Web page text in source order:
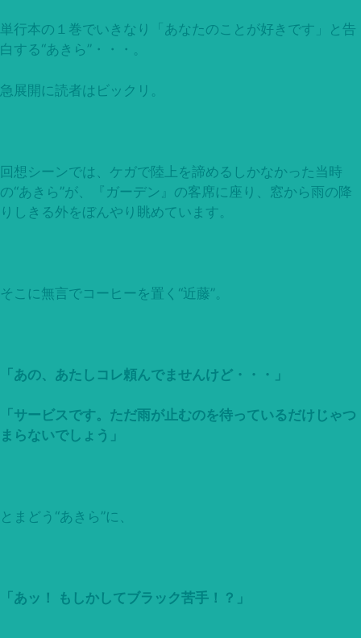
単行本の１巻でいきなり「あなたのことが好きです」と告
白する“あきら”・・・。
急展開に読者はビックリ。
回想シーンでは、ケガで陸上を諦めるしかなかった当時
の“あきら”が、『ガーデン』の客席に座り、窓から雨の降
りしきる外をぼんやり眺めています。
そこに無言でコーヒーを置く“近藤”。
「あの、あたしコレ頼んでませんけど・・・」
「サービスです。ただ雨が止むのを待っているだけじゃつ
まらないでしょう」
とまどう“あきら”に、
「あッ！ もしかしてブラック苦手！？」